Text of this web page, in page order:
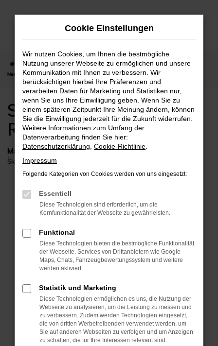
Zum
Startseite Remshalden Škoda Škoda Kodiaq
Skoda Kodiaq
Neuwagen Remshalden
Skoda Kodiaq Neuwagen
Remshalden
Marken
Škoda
Fehler: Network Error
Beim Laden ist ein Fehler aufgetreten.
Überprüfe deine Firewall und deine
Internetverbindung.
Laden andere Webseiten, zum Beispiel deine
Suchmaschine?
Prüfe deine Browsererweiterungen.
Manche Erweiterungen, wie Werbeblocker,
können das Laden bestimmter Seiten
verhindern. Funktioniert die Seite in einem
anderen Browser oder in einem privaten
Fenster?
Cookie Einstellungen
Wir nutzen Cookies, um Ihnen die bestmögliche
Nutzung unserer Webseite zu ermöglichen und unsere
Kommunikation mit Ihnen zu verbessern. Wir
berücksichtigen hierbei Ihre Präferenzen und
verarbeiten Daten für Marketing und Statistiken nur,
wenn Sie uns Ihre Einwilligung geben. Wenn Sie zu
einem späteren Zeitpunkt Ihre Meinung ändern, können
Sie die Einwilligung jederzeit für die Zukunft widerrufen.
Weitere Informationen zum Umfang der
Datenverarbeitung finden Sie hier:
Datenschutzerklärung Cookie-Richtlinie
Impressum
Folgende Kategorien von Cookies werden von uns eingesetzt:
Essentiell
Diese Technologien sind erforderlich, um die
Kernfunktionalität der Webseite zu gewährleisten.
Funktional
Diese Technologien bieten die bestmögliche Funktionalität
der Webseite. Services von Drittanbietern wie Google
Maps, Chats, Fahrzeugbewertungssystem und weitere
werden aktiviert.
Statistik und Marketing
Diese Technologien ermöglichen es uns, die Nutzung der
Webseite zu analysieren, um die Leistung zu messen und
zu verbessern. Zudem werden Technologien eingesetzt,
die von dritten Werbetreibenden verwendet werden, um
Sie auf anderen Webseiten zu verfolgen und um Anzeigen
zu schalten, die für Ihre Interessen relevant sind.